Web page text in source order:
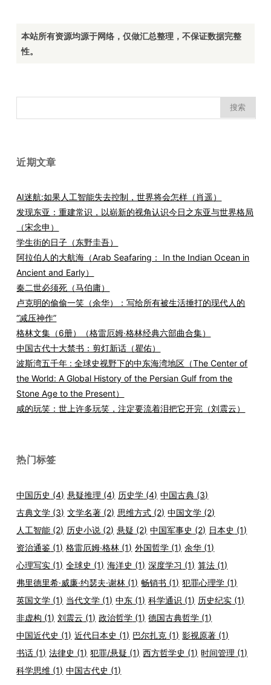
本站所有资源均源于网络，仅做汇总整理，不保证数据完整
性。
索：
近期文章
AI迷航:如果人工智能失去控制，世界将会怎样（肖遥）
发现东亚：重建常识，以崭新的视角认识今日之东亚与世界格局
（宋念申）
学生街的日子（东野圭吾）
阿拉伯人的大航海（Arab Seafaring： In the Indian Ocean in
Ancient and Early）
秦二世必须死（马伯庸）
卢克明的偷偷一笑（余华）：写给所有被生活捶打的现代人的
“减压神作”
格林文集（6册）（格雷厄姆·格林经典六部曲合集）
中国古代十大禁书：剪灯新话（瞿佑）
波斯湾五千年 : 全球史视野下的中东海湾地区（The Center of
the World: A Global History of the Persian Gulf from the
Stone Age to the Present）
咸的玩笑：世上许多玩笑，注定要流着泪把它开完（刘震云）
热门标签
中国历史 (4) 悬疑推理 (4) 历史学 (4) 中国古典 (3)
古典文学 (3) 文学名著 (2) 思维方式 (2) 中国文学 (2)
人工智能 (2) 历史小说 (2) 悬疑 (2) 中国军事史 (2) 日本史 (1)
资治通鉴 (1) 格雷厄姆·格林 (1) 外国哲学 (1) 余华 (1)
心理写实 (1) 全球史 (1) 海洋史 (1) 深度学习 (1) 算法 (1)
弗里德里希·威廉·约瑟夫·谢林 (1) 畅销书 (1) 犯罪心理学 (1)
英国文学 (1) 当代文学 (1) 中东 (1) 科学通识 (1) 历史纪实 (1)
非虚构 (1) 刘震云 (1) 政治哲学 (1) 德国古典哲学 (1)
中国近代史 (1) 近代日本史 (1) 巴尔扎克 (1) 影视原著 (1)
书话 (1) 法律史 (1) 犯罪/悬疑 (1) 西方哲学史 (1) 时间管理 (1)
科学思维 (1) 中国古代史 (1)